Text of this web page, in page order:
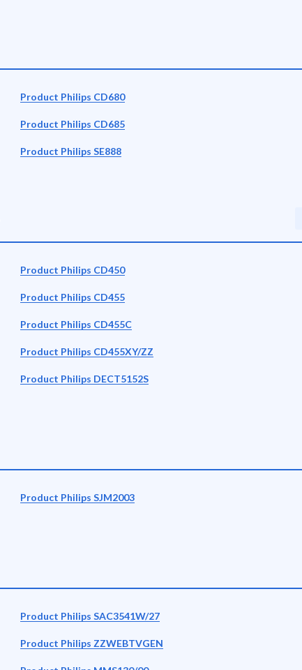
Product Philips CD680
Product Philips CD685
Product Philips SE888
Product Philips CD450
Product Philips CD455
Product Philips CD455C
Product Philips CD455XY/ZZ
Product Philips DECT5152S
Product Philips SJM2003
Product Philips SAC3541W/27
Product Philips ZZWEBTVGEN